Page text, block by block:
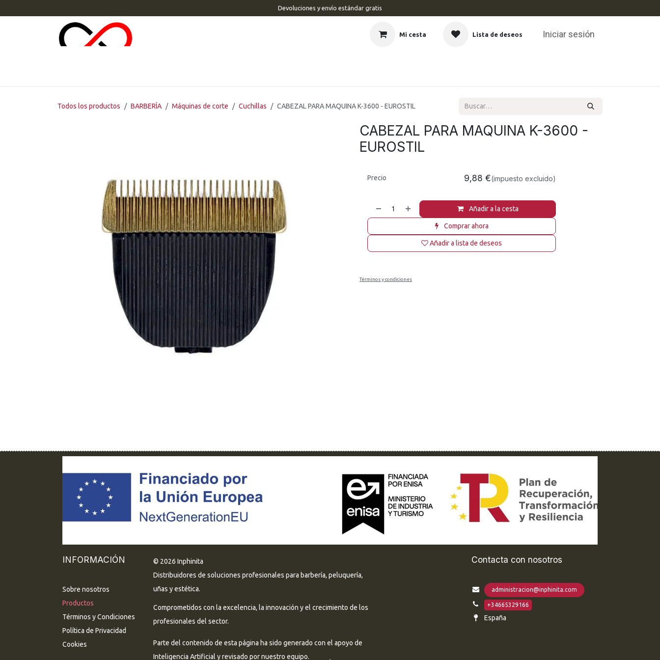
Devoluciones y envío estándar gratis
Mi cesta Lista de deseos Iniciar sesión
Todos los productos BARBERÍA Máquinas de corte Cuchillas CABEZAL PARA MAQUINA K-3600 - EUROSTIL
CABEZAL PARA MAQUINA K-3600 -
EUROSTIL
Añadir a la cesta
Comprar ahora
Añadir a lista de deseos
Precio 9,88 €(impuesto excluido)
Términos y condiciones
© 2026 Inphinita
Distribuidores de soluciones profesionales para barbería, peluquería,
uñas y estética.
Comprometidos con la excelencia, la innovación y el crecimiento de los
profesionales del sector.
Parte del contenido de esta página ha sido generado con el apoyo de
Inteligencia Artificial y revisado por nuestro equipo.
INFORMACIÓN
Sobre nosotros
Productos
Términos y Condiciones
Política de Privacidad
Cookies
Contacta con nosotros
administracion@inphinita.com
+34665329166
España